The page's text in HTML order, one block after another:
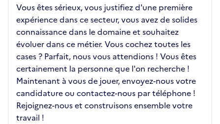
Vous êtes sérieux, vous justifiez d'une première
expérience dans ce secteur, vous avez de solides
connaissance dans le domaine et souhaitez
évoluer dans ce métier. Vous cochez toutes les
cases ? Parfait, nous vous attendions ! Vous êtes
certainement la personne que l'on recherche !
Maintenant à vous de jouer, envoyez-nous votre
candidature ou contactez-nous par téléphone !
Rejoignez-nous et construisons ensemble votre
travail !